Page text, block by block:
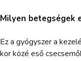
Milyen betegségek
Ez a gyógyszer a
kor közé eső